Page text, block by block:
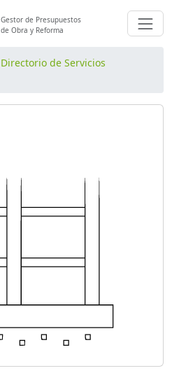
Gestor de Presupuestos
de Obra y Reforma
Directorio de Servicios